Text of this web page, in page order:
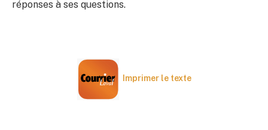
réponses à ses questions.
Imprimer le texte